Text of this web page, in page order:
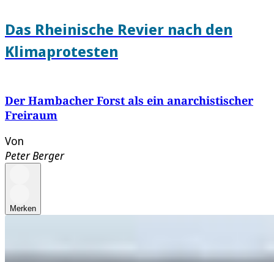
Das Rheinische Revier nach den
Klimaprotesten
Der Hambacher Forst als ein anarchistischer
Freiraum
Von
Peter Berger
Merken